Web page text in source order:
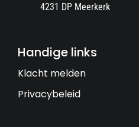
4231 DP Meerkerk
Handige links
Klacht melden
Privacybeleid